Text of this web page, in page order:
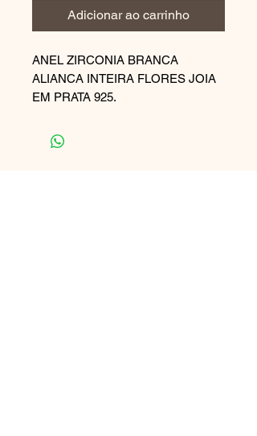
Adicionar ao carrinho
ANEL ZIRCONIA BRANCA
ALIANCA INTEIRA FLORES JOIA
EM PRATA 925.